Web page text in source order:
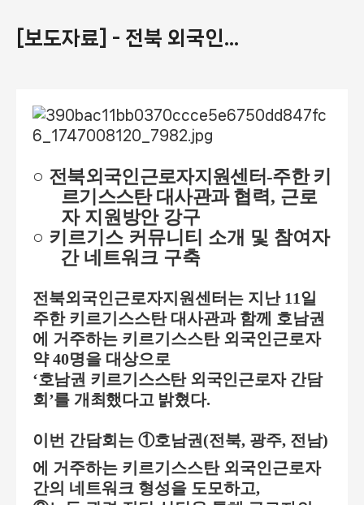
[보도자료] - 전북 외국인커뮤니티 허브로의 도약 - 호남권 키르기스스탄 근로자 간담회 개최
○ 전북외국인근로자지원센터-주한 키
르기스스탄 대사관과 협력, 근로
자 지원방안 강구
○ 키르기스 커뮤니티 소개 및 참여자
간 네트워크 구축
전북외국인근로자지원센터는 지난 11일
주한 키르기스스탄 대사관과 함께 호남권
에 거주하는 키르기스스탄 외국인근로자
약40명을 대상으로
‘호남권 키르기스스탄 외국인근로자 간담
회 ’를 개최했다고 밝혔다.
이번 간담회는 ①호남권 (전북, 광주, 전남)
에 거주하는 키르기스스탄 외국인근로자
간의 네트워크 형성을 도모하고,